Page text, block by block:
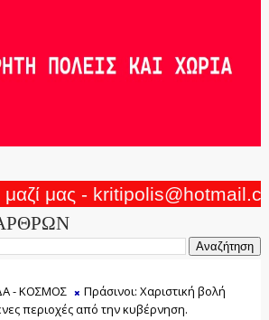
μαζί μας -
- ΚΟΣΜΟΣ
Πράσινοι: Χαριστική βολή
περιοχές από την κυβέρνηση.